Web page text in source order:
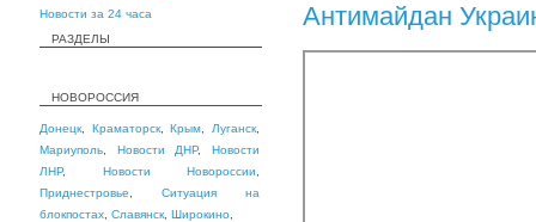
Новости за 24 часа
РАЗДЕЛЫ
НОВОРОССИЯ
Донецк Краматорск,Крым Луганск
Мариуполь
Новости ДНР,Новости
ЛНР, Новости Новороссии
Приднестровье
Ситуация на
блокпостах Славянск Широкино
Антимайдан